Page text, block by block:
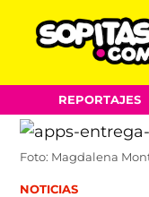
Skip
to
content
REPORTAJES
Foto: Magdalena
POSTED
NOTICIAS